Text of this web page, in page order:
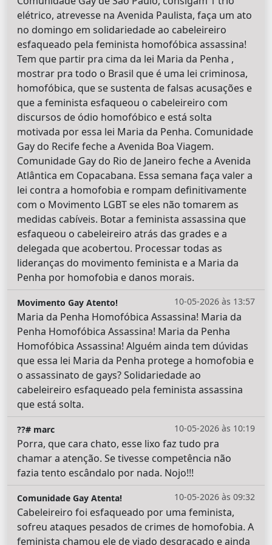
elétrico, atrevesse na Avenida Paulista, faça um ato
no domingo em solidariedade ao cabeleireiro
esfaqueado pela feminista homofóbica assassina!
Tem que partir pra cima da lei Maria da Penha ,
mostrar pra todo o Brasil que é uma lei criminosa,
homofóbica, que se sustenta de falsas acusações e
que a feminista esfaqueou o cabeleireiro com
discursos de ódio homofóbico e está solta
motivada por essa lei Maria da Penha. Comunidade
Gay do Recife feche a Avenida Boa Viagem.
Comunidade Gay do Rio de Janeiro feche a Avenida
Atlântica em Copacabana. Essa semana faça valer a
lei contra a homofobia e rompam definitivamente
com o Movimento LGBT se eles não tomarem as
medidas cabíveis. Botar a feminista assassina que
esfaqueou o cabeleireiro atrás das grades e a
delegada que acobertou. Processar todas as
lideranças do movimento feminista e a Maria da
Penha por homofobia e danos morais.
10-05-2026 às 13:57
Movimento Gay Atento!
Maria da Penha Homofóbica Assassina! Maria da
Penha Homofóbica Assassina! Maria da Penha
Homofóbica Assassina! Alguém ainda tem dúvidas
que essa lei Maria da Penha protege a homofobia e
o assassinato de gays? Solidariedade ao
cabeleireiro esfaqueado pela feminista assassina
que está solta.
10-05-2026 às 10:19
??# marc
Porra, que cara chato, esse lixo faz tudo pra
chamar a atenção. Se tivesse competência não
fazia tento escândalo por nada. Nojo!!!
10-05-2026 às 09:32
Comunidade Gay Atenta!
Cabeleireiro foi esfaqueado por uma feminista,
sofreu ataques pesados de crimes de homofobia. A
feminista chamou ele de viado desgraçado e ainda